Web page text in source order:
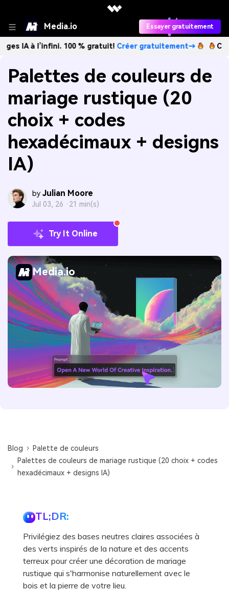
Media.io Essayer gratuitement
l’infini. 100 % gratuit!Créer gratuitement→ Créez des
Palettes de couleurs de
mariage rustique (20
choix + codes
hexadécimaux + designs
IA)
by Julian Moore
Jul 03, 26 · 21 min(s)
Try It Online
Media.io
Blog
Palette de couleurs
Palettes de couleurs de mariage rustique (20 choix + codes
hexadécimaux + designs IA)
TL;DR:
Privilégiez des bases neutres claires associées à
des verts inspirés de la nature et des accents
terreux pour créer une décoration de mariage
rustique qui s'harmonise naturellement avec le
bois et la pierre de votre lieu.